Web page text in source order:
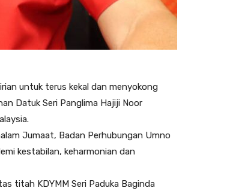
untuk terus kekal dan menyokong
Datuk Seri Panglima Hajiji Noor
Jumaat, Badan Perhubungan Umno
kestabilan, keharmonian dan
titah KDYMM Seri Paduka Baginda